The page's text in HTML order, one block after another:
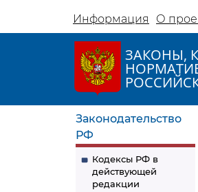
Информация О
ЗАКОНЫ,
Законодательство
РФ
Кодексы РФ в
действующей
редакции